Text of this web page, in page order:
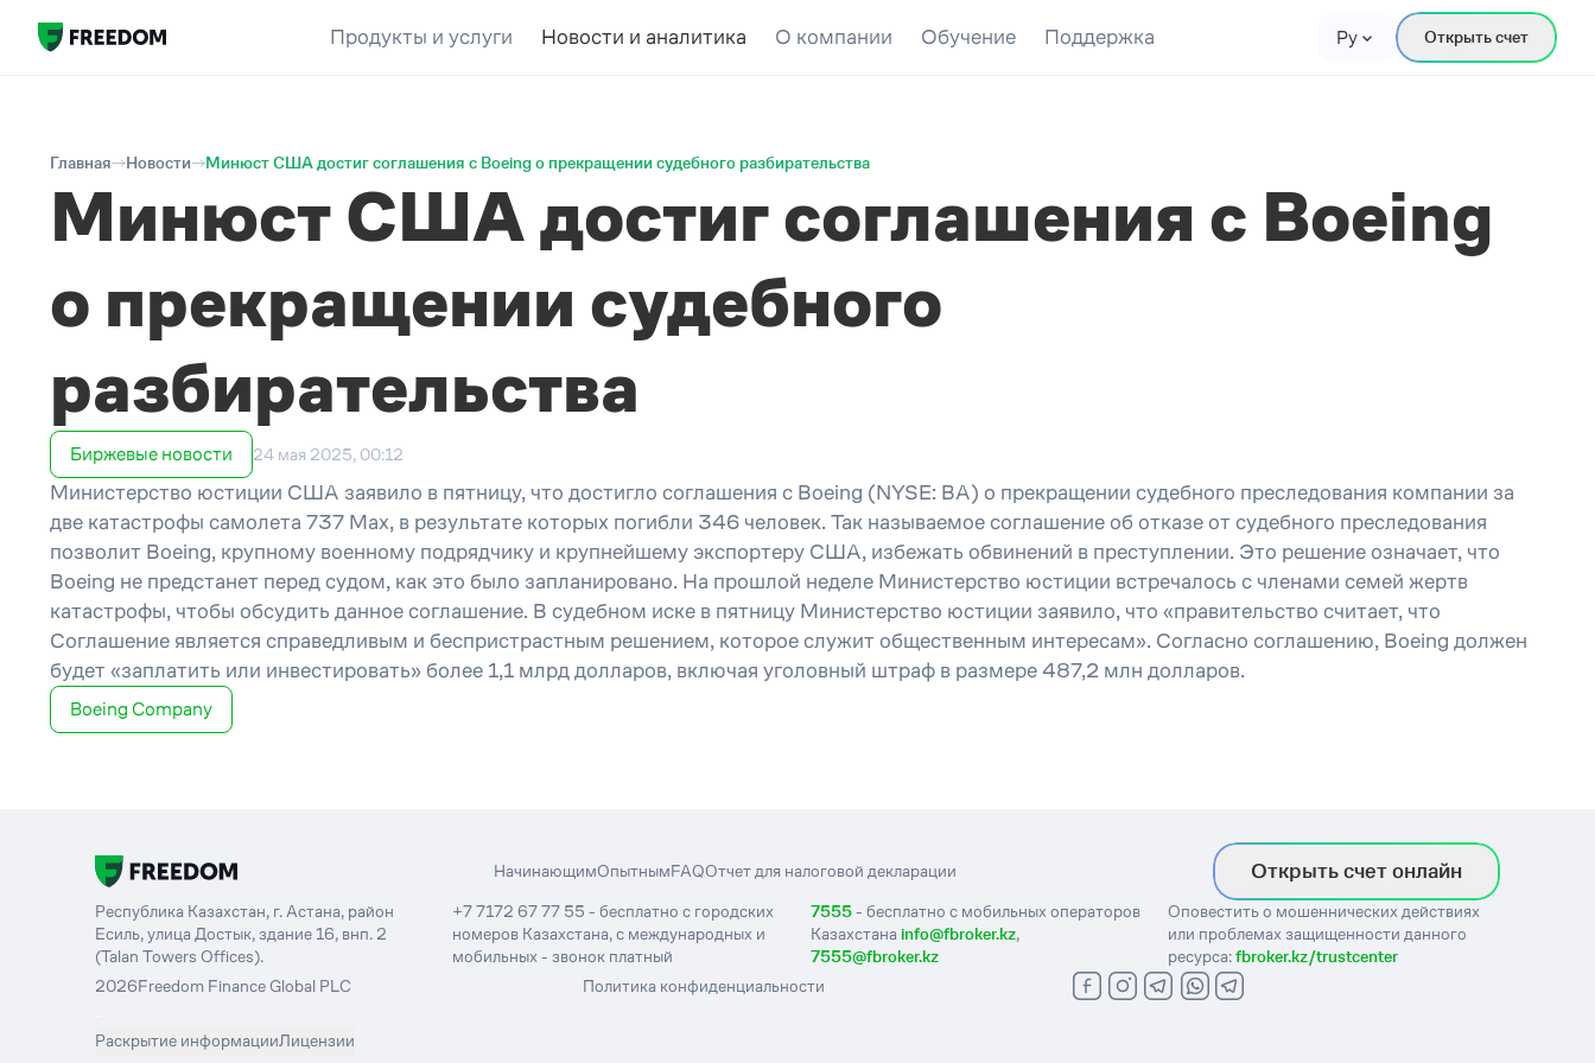
Продукты и услуги Новости и аналитика О компании Обучение Поддержка Ру Открыть счет
Главная Новости Минюст США достиг соглашения с Boeing о прекращении судебного разбирательства
Минюст США достиг соглашения с Boeing
о прекращении судебного
разбирательства
Биржевые новости 24 мая 2025, 00:12
Министерство юстиции США заявило в пятницу, что достигло соглашения с Boeing (NYSE: BA) о прекращении судебного преследования компании за
две катастрофы самолета 737 Max, в результате которых погибли 346 человек. Так называемое соглашение об отказе от судебного преследования
позволит Boeing, крупному военному подрядчику и крупнейшему экспортеру США, избежать обвинений в преступлении. Это решение означает, что
Boeing не предстанет перед судом, как это было запланировано. На прошлой неделе Министерство юстиции встречалось с членами семей жертв
катастрофы, чтобы обсудить данное соглашение. В судебном иске в пятницу Министерство юстиции заявило, что «правительство считает, что
Соглашение является справедливым и беспристрастным решением, которое служит общественным интересам». Согласно соглашению, Boeing должен
будет «заплатить или инвестировать» более 1,1 млрд долларов, включая уголовный штраф в размере 487,2 млн долларов.
Boeing Company
НачинающимОпытнымFAQОтчет для налоговой декларации Открыть счет онлайн
Республика Казахстан, г. Астана, район
Есиль, улица Достык, здание 16, внп. 2
(Talan Towers Offices).
+7 7172 67 77 55 - бесплатно с городских
номеров Казахстана, с международных и
мобильных - звонок платный
7555- бесплатно с мобильных операторов
Казахстанаinfo@fbroker.kz,
7555@fbroker.kz
Оповестить о мошеннических действиях
или проблемах защищенности данного
ресурса:fbroker.kz/trustcenter
2026Freedom Finance Global PLC
Политика конфиденциальности
Раскрытие информацииЛицензии